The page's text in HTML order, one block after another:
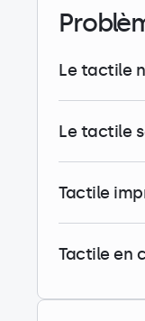
Le tactile
Le tactile
Tactile
Tactile en